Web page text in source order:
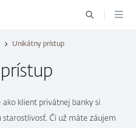
Unikátny prístup
ako klient privátnej banky si
Či už máte záujem